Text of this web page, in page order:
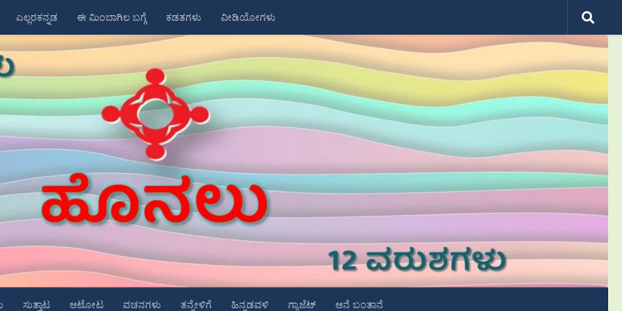
ಎಲ್ಲರಕನ್ನಡ ಈ ಮಿಂಬಾಗಿಲ ಬಗ್ಗೆ ಕಡತಗಳು ವೀಡಿಯೋಗಳು
ಸುತ್ತಾಟ ಆಟೋಟ ವಚನಗಳು ತನ್ನೇಳಿಗೆ ಹಿನ್ನಡವಳಿ ಗ್ಯಾಜೆಟ್ ಆನೆ ಬಂತಾನೆ